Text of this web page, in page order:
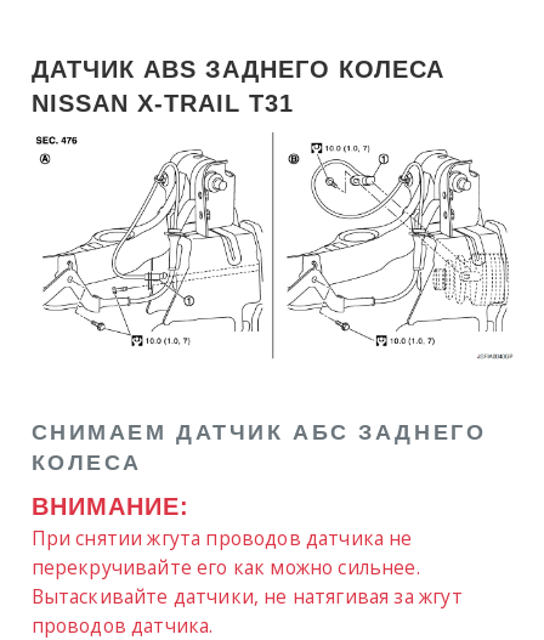
ДАТЧИК ABS ЗАДНЕГО КОЛЕСА
NISSAN X-TRAIL T31
СНИМАЕМ ДАТЧИК АБС ЗАДНЕГО
КОЛЕСА
ВНИМАНИЕ:
При снятии жгута проводов датчика не
перекручивайте его как можно сильнее.
Вытаскивайте датчики, не натягивая за жгут
проводов датчика.